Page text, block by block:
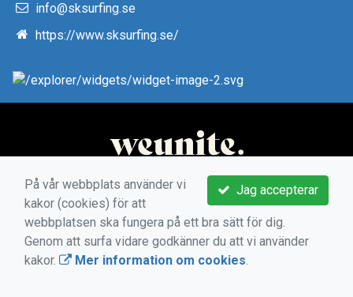
info@sksurfing.se
https://www.sksurfing.se/
Jag accepterar
På vår webbplats använder vi
kakor (cookies) för att
webbplatsen ska fungera på ett bra sätt för dig.
Genom att surfa vidare godkänner du att vi använder
kakor.
Mer information om cookies.